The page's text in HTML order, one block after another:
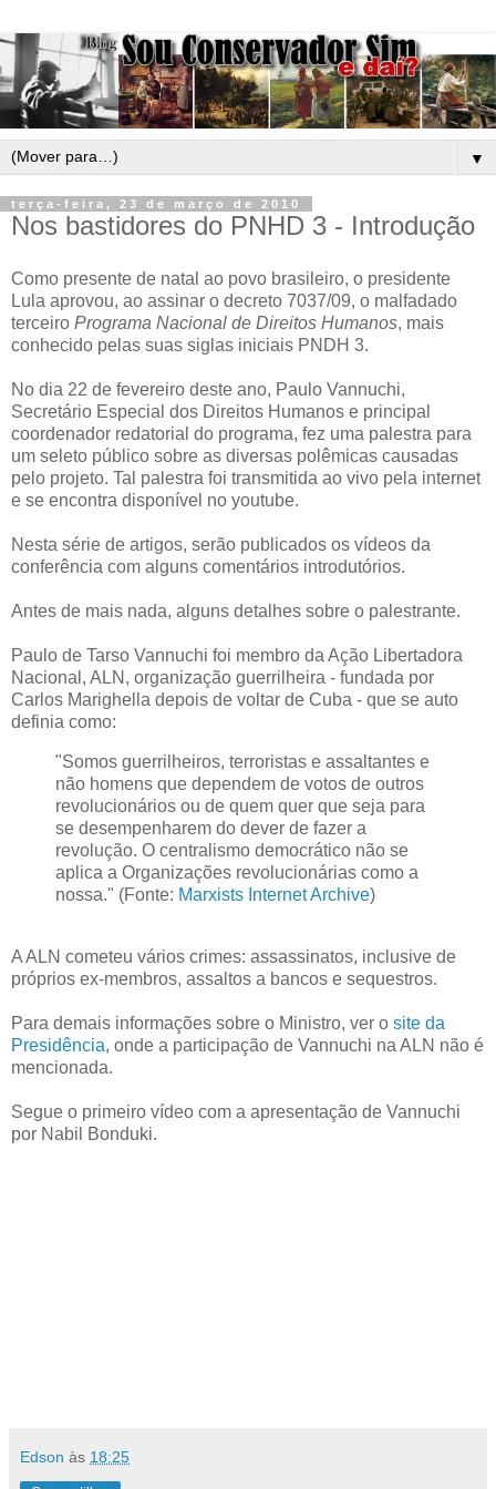
▼
terça-feira, 23 de março de 2010
Nos bastidores do PNHD 3 - Introdução
Como presente de natal ao povo brasileiro, o presidente
Lula aprovou, ao assinar o decreto 7037/09, o malfadado
terceiro Programa Nacional de Direitos Humanos, mais
conhecido pelas suas siglas iniciais PNDH 3.
No dia 22 de fevereiro deste ano, Paulo Vannuchi,
Secretário Especial dos Direitos Humanos e principal
coordenador redatorial do programa, fez uma palestra para
um seleto público sobre as diversas polêmicas causadas
pelo projeto. Tal palestra foi transmitida ao vivo pela internet
e se encontra disponível no youtube.
Nesta série de artigos, serão publicados os vídeos da
conferência com alguns comentários introdutórios.
Antes de mais nada, alguns detalhes sobre o palestrante.
Paulo de Tarso Vannuchi foi membro da Ação Libertadora
Nacional, ALN, organização guerrilheira - fundada por
Carlos Marighella depois de voltar de Cuba - que se auto
definia como:
"Somos guerrilheiros, terroristas e assaltantes e
não homens que dependem de votos de outros
revolucionários ou de quem quer que seja para
se desempenharem do dever de fazer a
revolução. O centralismo democrático não se
aplica a Organizações revolucionárias como a
nossa." (Fonte: Marxists Internet Archive)
A ALN cometeu vários crimes: assassinatos, inclusive de
próprios ex-membros, assaltos a bancos e sequestros.
Para demais informações sobre o Ministro, ver o site da
Presidência, onde a participação de Vannuchi na ALN não é
mencionada.
Segue o primeiro vídeo com a apresentação de Vannuchi
por Nabil Bonduki.
Edson às 18:25